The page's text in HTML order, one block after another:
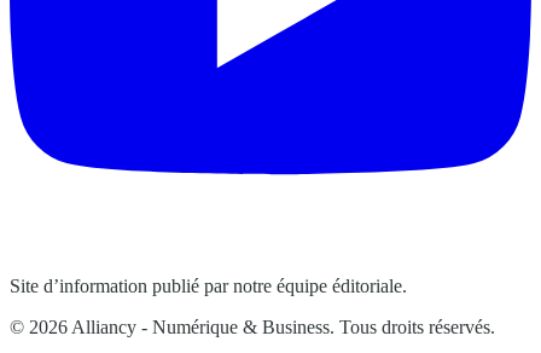
Site d’information publié par notre équipe éditoriale.
© 2026 Alliancy - Numérique & Business. Tous droits réservés.